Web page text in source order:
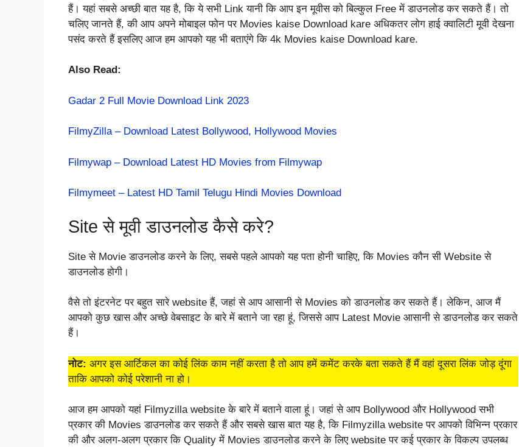
हैं। यहां सबसे अच्छी बात यह है, कि ये सभी Link यानी कि आप इन मूवीस को बिल्कुल Free में डाउनलोड कर सकते हैं। तो
चलिए जानते हैं, की आप अपने मोबाइल फोन पर Movies kaise Download kare अधिकतर लोग हाई क्वालिटी मूवी देखना
पसंद करते हैं इसलिए आज हम आपको यह भी बताएंगे कि 4k Movies kaise Download kare.
Also Read:
Gadar 2 Full Movie Download Link 2023
FilmyZilla – Download Latest Bollywood, Hollywood Movies
Filmywap – Download Latest HD Movies from Filmywap
Filmymeet – Latest HD Tamil Telugu Hindi Movies Download
Site से मूवी डाउनलोड कैसे करे?
Site से Movie डाउनलोड करने के लिए, सबसे पहले आपको यह पता होनी चाहिए, कि Movies कौन सी Website से
डाउनलोड होगी।
वैसे तो इंटरनेट पर बहुत सारे website हैं, जहां से आप आसानी से Movies को डाउनलोड कर सकते हैं। लेकिन, आज मैं
आपको कुछ खास और अच्छे वेबसाइट के बारे में बताने जा रहा हूं, जिससे आप Latest Movie आसानी से डाउनलोड कर सकते
हैं।
नोट: अगर इस आर्टिकल का कोई लिंक काम नहीं करता है तो आप हमें कमेंट करके बता सकते हैं मैं वहां दूसरा लिंक जोड़ दूंगा
ताकि आपको कोई परेशानी ना हो ।
आज हम आपको यहां Filmyzilla website के बारे में बताने वाला हूं। जहां से आप Bollywood और Hollywood सभी
प्रकार की Movies डाउनलोड कर सकते हैं और सबसे खास बात यह है, कि Filmyzilla website पर आपको विभिन्न प्रकार
की और अलग-अलग प्रकार कि Quality में Movies डाउनलोड करने के लिए website पर कई प्रकार के विकल्प उपलब्ध